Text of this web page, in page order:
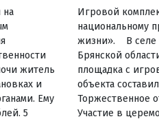
на
житель
и
Ему
5
Игровой
национальному
жизни». В селе
Брянской
площадка с
объекта
Торжественное
Участие в